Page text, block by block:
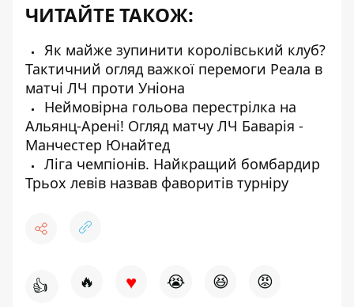
ЧИТАЙТЕ ТАКОЖ:
Як майже зупинити королівський клуб?
Тактичний огляд важкої перемоги Реала в
матчі ЛЧ проти Уніона
Неймовірна гольова перестрілка на
Альянц-Арені! Огляд матчу ЛЧ Баварія -
Манчестер Юнайтед
Ліга чемпіонів. Найкращий бомбардир
Трьох левів назвав фаворитів турніру
👍 🔥 ♥ 😭 😆 😡